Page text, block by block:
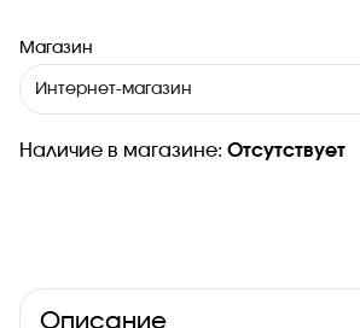
Магазин
Интернет-магазин
Наличие в магазине: Отсутствует
Описание